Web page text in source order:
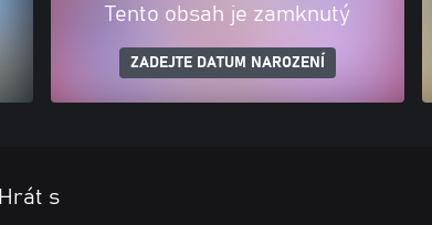
Tento obsah je zamknutý
ZADEJTE DATUM NAROZENÍ
Hrát s